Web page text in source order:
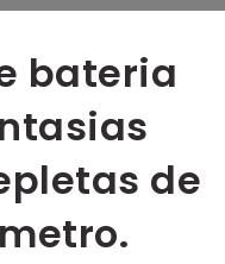
bateria
de